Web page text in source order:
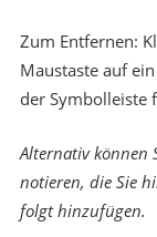
Zum Entfernen:
Maustaste auf
der Symbolleiste
Alternativ können
notieren, die Sie
folgt hinzufügen.